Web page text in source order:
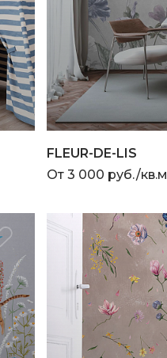
FLEUR-DE-LIS
От 3 000 руб./кв.м